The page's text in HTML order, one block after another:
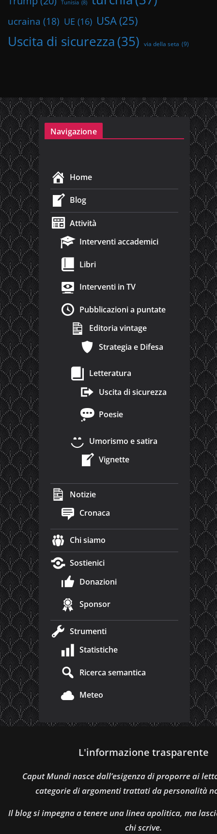
Tunisia (8)
ucraina (18) UE (16) USA (25)
Uscita di sicurezza(35) via della seta (9)
Navigazione
Home
Blog
Attività
Interventi accademici
Libri
Interventi in TV
Pubblicazioni a puntate
Editoria vintage
Strategia e Difesa
Letteratura
Uscita di sicurezza
Poesie
Umorismo e satira
Vignette
Notizie
Cronaca
Chi siamo
Sostienici
Donazioni
Sponsor
Strumenti
Statistiche
Ricerca semantica
Meteo
L'informazione trasparente
Caput Mundi nasce dall’esigenza di proporre ai
categorie di argomenti trattati da personalità
Il blog si impegna a tenere una linea apolitica, ma
chi scrive.